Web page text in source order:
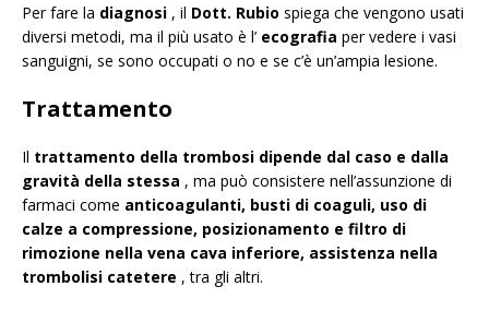
Per fare la diagnosi , il Dott. Rubio spiega che vengono usati
diversi metodi, ma il più usato è l’ ecografia per vedere i vasi
sanguigni, se sono occupati o no e se c’è un’ampia lesione.
Trattamento
Il trattamento della trombosi dipende dal caso e dalla
gravità della stessa , ma può consistere nell’assunzione di
farmaci come anticoagulanti, busti di coaguli, uso di
calze a compressione, posizionamento e filtro di
rimozione nella vena cava inferiore, assistenza nella
trombolisi catetere , tra gli altri.